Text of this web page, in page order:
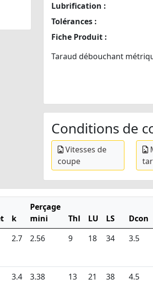
Lubrification :
Tolérances :
Fiche Produit :
Taraud débouchant
Conditions de
Vitesses de
coupe
k
Perçage
mini
Thl LU LS Dcon
2.7 2.56 9 18 34 3.5
3.4 3.38 13 21 38 4.5